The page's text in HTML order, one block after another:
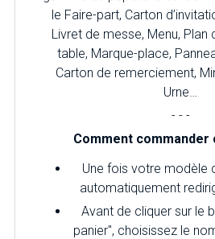
le Faire-part, Carton
Livret de messe, Menu, Plan
table, Marque-place,
Carton de remerciement,
Urne…
- - -
Comment commander
Une fois votre modèle
automatiquement
Avant de cliquer sur le
panier", choisissez le